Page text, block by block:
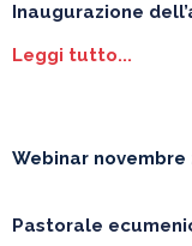
Inaugurazione
Leggi tutto...
Webinar novembre
Pastorale